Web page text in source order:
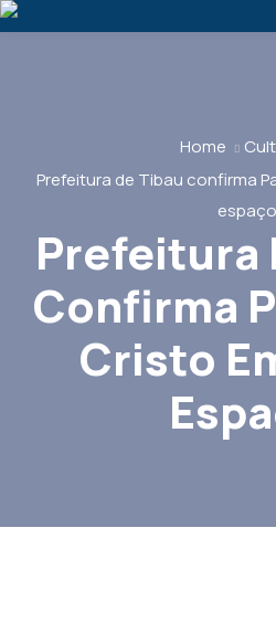
Home
Prefeitura de Tibau confirma
espaço
Prefeitura
Confirma
Cristo